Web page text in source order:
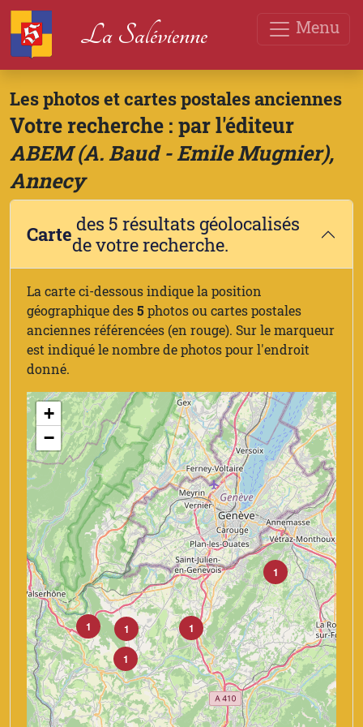
Menu
La Salévienne
Les photos et cartes postales anciennes
Votre recherche : par l'éditeur
ABEM (A. Baud - Emile Mugnier),
Annecy
Carte des 5 résultats géolocalisés
de votre recherche.
La carte ci-dessous indique la position
géographique des5 photos ou cartes postales
anciennes référencées (en rouge). Sur le marqueur
est indiqué le nombre de photos pour l'endroit
donné.
1 1
1
1
1
+
−